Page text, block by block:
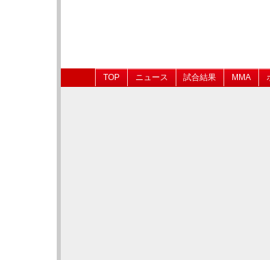
TOP ニュース 試合結果 MMA